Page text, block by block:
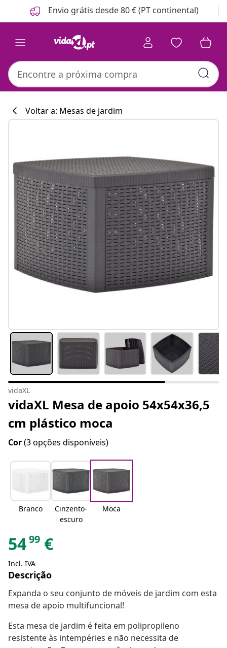
Anterior
Seguinte Envio grátis desde 80 € (PT continental)
Voltar a: Mesas de jardim
vidaXL
vidaXL Mesa de apoio 54x54x36,5
cm plástico moca
Cor(3 opções disponíveis)
Branco
Cinzento-
escuro
Moca
5499 €
Incl. IVA
Descrição
Expanda o seu conjunto de móveis de jardim com esta
mesa de apoio multifuncional!
Esta mesa de jardim é feita em polipropileno
resistente às intempéries e não necessita de